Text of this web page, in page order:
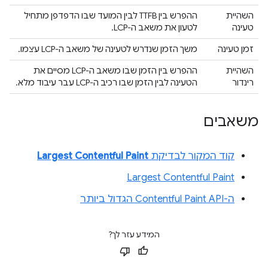
השהיית
טעינה
ההפרש בין TTFB לבין המועד שבו הדפדפן מתחיל
לטעון את משאב ה-LCP.
זמן טעינה
משך הזמן שנדרש לטעינה של משאב ה-LCP עצמו.
השהיית
רינדור
ההפרש בין הזמן שבו משאב ה-LCP מסיים את
הטעינה לבין הזמן שבו רכיב ה-LCP עבר עיבוד מלא.
משאבים
קוד המקור לבדיקת Largest Contentful Paint
Largest Contentful Paint
ה-Contentful Paint API הגדול ביותר
המידע עזר לך?